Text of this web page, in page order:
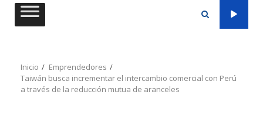
Saltar
Inicio
Emprendedores
Taiwán busca incrementar el intercambio comercial con Perú
a través de la reducción mutua de aranceles